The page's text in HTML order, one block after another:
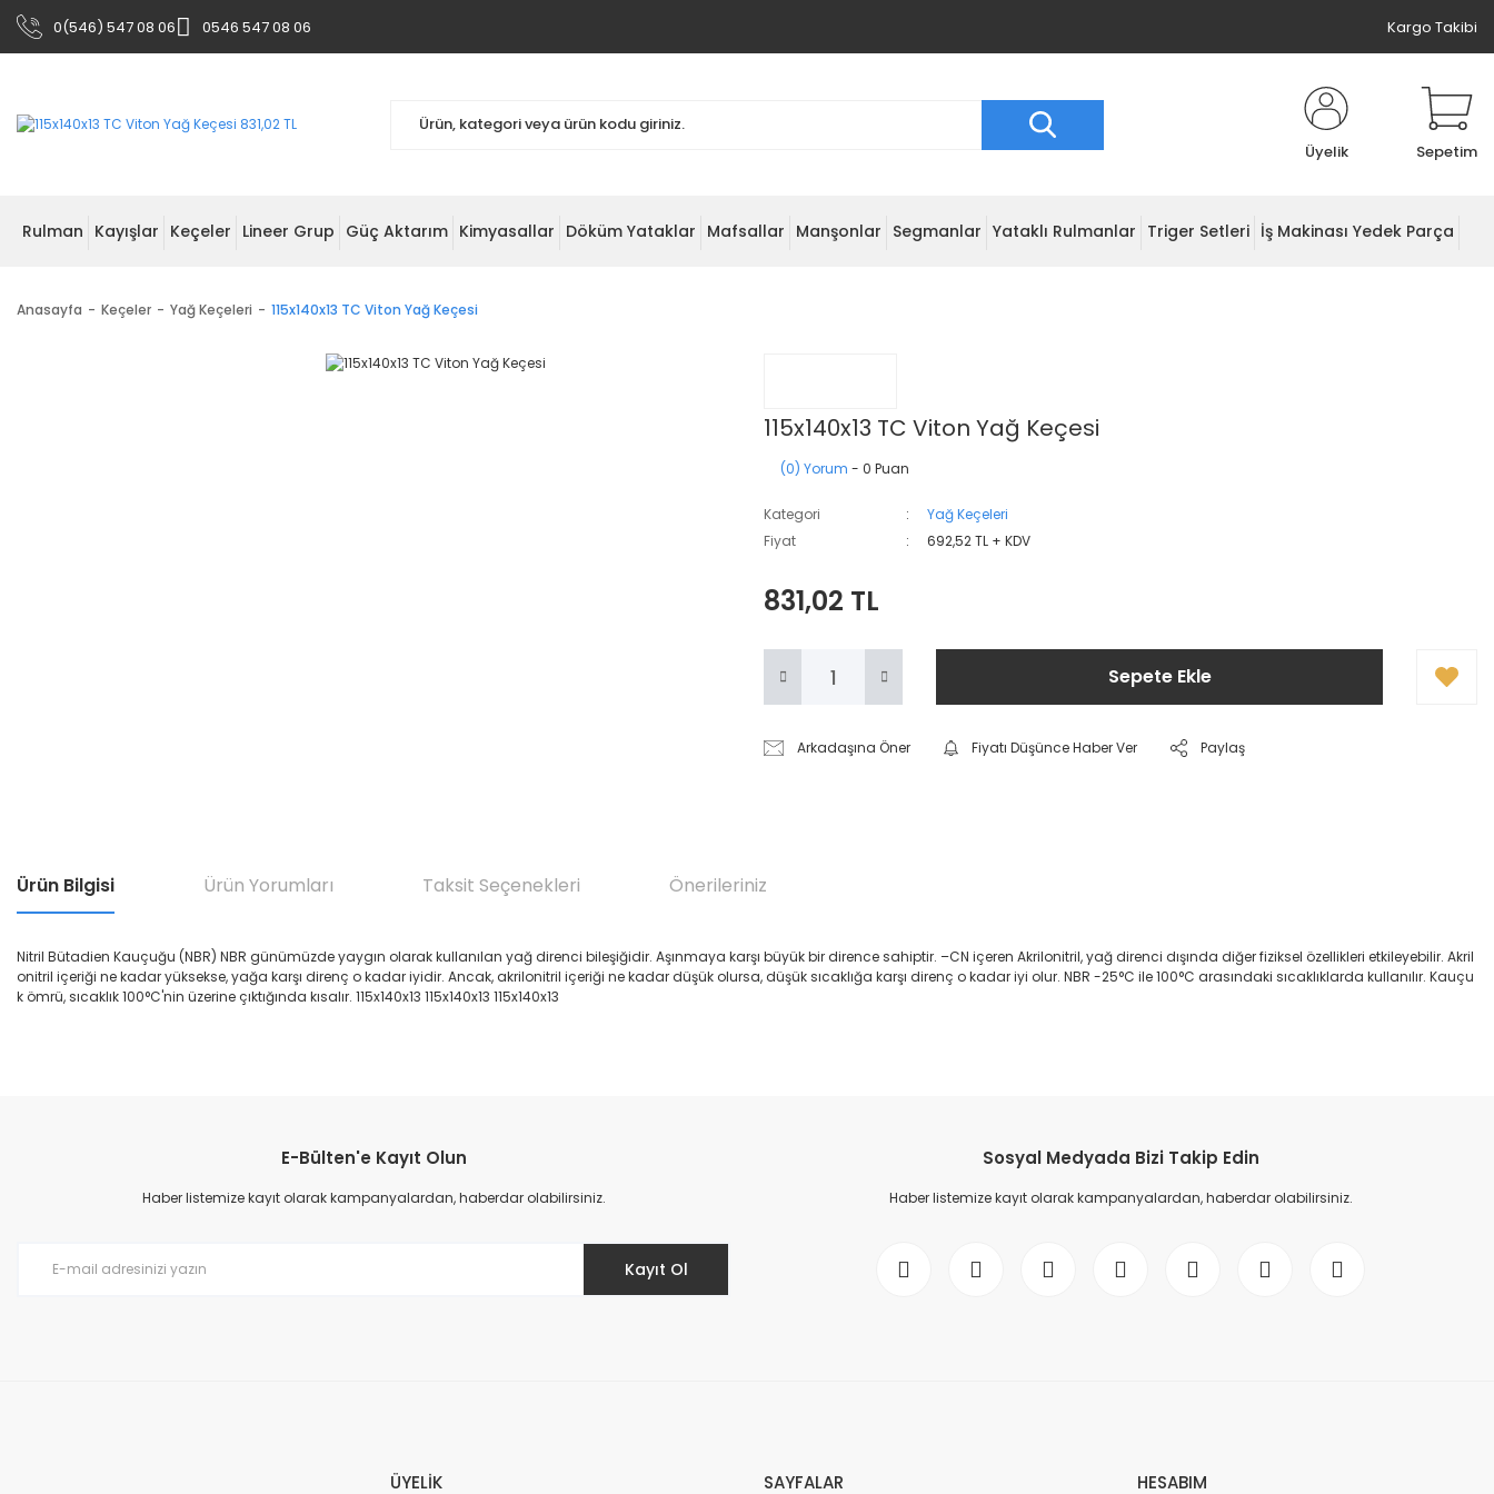
0(546) 547 08 06 0546 547 08 06 Kargo Takibi
Üyelik Sepetim
Rulman Kayışlar Keçeler Lineer Grup Güç Aktarım Kimyasallar Döküm Yataklar Mafsallar Manşonlar Segmanlar Yataklı Rulmanlar Triger Setleri İş Makinası Yedek Parça
Anasayfa Keçeler Yağ Keçeleri 115x140x13 TC Viton Yağ Keçesi
115x140x13 TC Viton Yağ Keçesi
(0) Yorum - 0 Puan
Kategori
Yağ Keçeleri
Fiyat
692,52 TL + KDV
831,02 TL
Sepete Ekle
Arkadaşına Öner Fiyatı Düşünce Haber Ver Paylaş
Ürün Bilgisi Ürün Yorumları Taksit Seçenekleri Önerileriniz
Nitril Bütadien Kauçuğu (NBR) NBR günümüzde yaygın olarak kullanılan yağ direnci bileşiğidir. Aşınmaya karşı büyük bir dirence sahiptir. –CN içeren Akrilonitril, yağ direnci dışında diğer fiziksel özellikleri etkileyebilir. Akril
onitril içeriği ne kadar yüksekse, yağa karşı direnç o kadar iyidir. Ancak, akrilonitril içeriği ne kadar düşük olursa, düşük sıcaklığa karşı direnç o kadar iyi olur. NBR -25°C ile 100°C arasındaki sıcaklıklarda kullanılır. Kauçu
k ömrü, sıcaklık 100°C'nin üzerine çıktığında kısalır. 115x140x13 115x140x13 115x140x13
Ürün resmi kalitesiz, bozuk veya görüntülenemiyor.
Ürün açıklamasında eksik bilgiler bulunuyor.
E-Bülten'e Kayıt Olun
Haber listemize kayıt olarak kampanyalardan, haberdar olabilirsiniz.
Kayıt Ol
Sosyal Medyada Bizi Takip Edin
Haber listemize kayıt olarak kampanyalardan, haberdar olabilirsiniz.
ÜYELİK SAYFALAR HESABIM